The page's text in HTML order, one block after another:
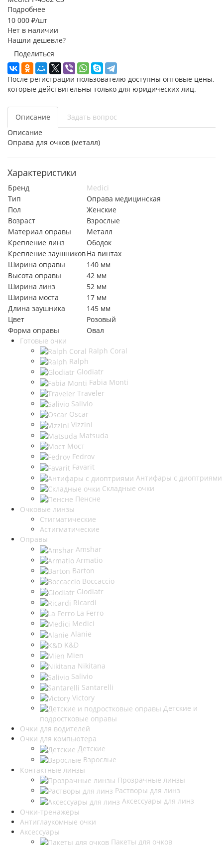
Подробнее
10 000 ₽/шт
Нет в наличии
Нашли дешевле?
Поделиться
После регистрации пользователю доступны оптовые цены,
которые действительны только для юридических лиц.
Описание
Задать вопрос
Описание
Оправа для очков (металл)
Характеристики
Бренд
Medici
Тип
Оправа медицинская
Пол
Женские
Возраст
Взрослые
Материал оправы
Металл
Крепление линз
Ободок
Крепление заушниковНа винтах
Ширина оправы
140 мм
Высота оправы
42 мм
Ширина линз
52 мм
Ширина моста
17 мм
Длина заушника
145 мм
Цвет
Розовый
Форма оправы
Овал
Готовые очки
Ralph Coral
Ralph
Glodiatr
Fabia Monti
Traveler
Salivio
Oscar
Vizzini
Matsuda
Мост
Fedrov
Favarit
Антифары с диоптриями
Складные очки
Пенсне
Очковые линзы
Стигматические
Астигматические
Оправы
Amshar
Armatio
Barton
Boccaccio
Glodiatr
Ricardi
La Ferro
Medici
Alanie
K&D
Mien
Nikitana
Salivio
Santarelli
Victory
Детские и
подростковые оправы
Очки для водителей
Очки для компьютера
Детские
Взрослые
Контактные линзы
Прозрачные линзы
Растворы для линз
Аксессуары для линз
Очки-тренажеры
Антиглаукомные очки
Аксессуары
Пакеты для очков